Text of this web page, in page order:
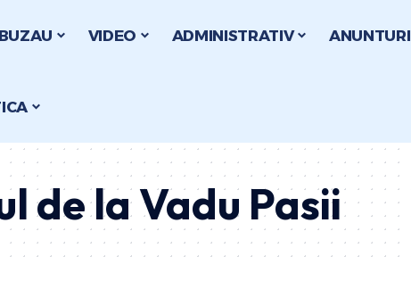
VIDEO ADMINISTRATIV ANUNTURI
de la Vadu Pasii